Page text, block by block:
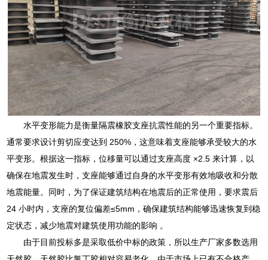
水平变形能力是衡量隔震橡胶支座抗震性能的另一个重要指标。
通常要求设计剪切应变达到 250%，这意味着支座能够承受较大的水
平变形。根据这一指标，位移量可以通过支座高度 ×2.5 来计算，以
确保在地震发生时，支座能够通过自身的水平变形有效地吸收和分散
地震能量。同时，为了保证建筑结构在地震后的正常使用，要求震后
24 小时内，支座的复位偏差≤5mm，确保建筑结构能够迅速恢复到稳
定状态，减少地震对建筑使用功能的影响 。
由于目前投标多是采取低价中标的政策，所以生产厂家多数选用